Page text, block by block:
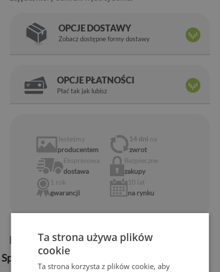
OPCJE DOSTAWY
Zobacz dostępne formy dostawy
OPCJE PŁATNOŚCI
Płać tak jak lubisz
Jesteśmy
producentem
14 dni na
zwrot
Ekspresowa
dostawa
Bezpieczne
zakupy
1 rok
gwarancji
10 lat
na rynku
Informacje o produkcie:
Specyfikacja techniczna:
Ta strona używa plików
cookie
Ta strona korzysta z plików cookie, aby